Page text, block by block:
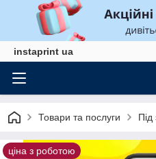
instaprint ua
Товари та послуги
ціна з роботою